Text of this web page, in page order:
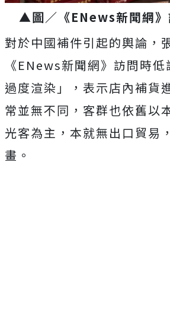
▲圖／《ENews新聞網》
對於中國補件引起的輿論，
《ENews新聞網》訪問時
過度渲染」，表示店內補貨
常並無不同，客群也依舊以
光客為主，本就無出口貿易
畫。